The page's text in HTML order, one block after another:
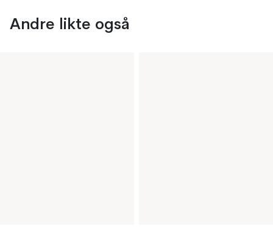
Andre likte også